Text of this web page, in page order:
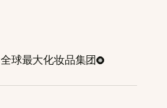
全球最大化妆品集团